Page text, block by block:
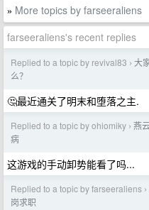
» More topics by farseeraliens
farseeraliens's recent replies
Replied to a topic by revival83 › 大
么？
🤔最近通关了明末和堕落之主.
Replied to a topic by ohiomiky › 燕
病
这游戏的手动卸势能看了吗...
Replied to a topic by farseeraliens ›
岗求职